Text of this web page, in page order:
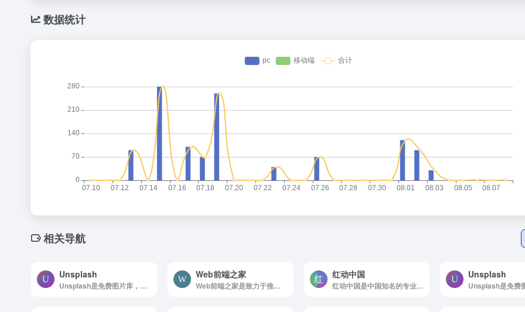
数据统计
相关导航
Unsplash
Unsplash是免费图片库，适合任何项目使用，无版权限制
Web前端之家
Web前端之家是致力于推广国内外Web前端开发行业的技术博客
红动中国
红动中国是中国知名的专业设计素材服务平台
Unsplash